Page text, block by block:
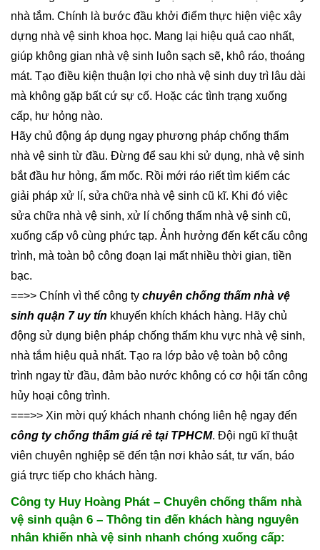
nhà tắm. Chính là bước đầu khởi điểm thực hiện việc xây
dựng nhà vệ sinh khoa học. Mang lại hiệu quả cao nhất,
giúp không gian nhà vệ sinh luôn sạch sẽ, khô ráo, thoáng
mát. Tạo điều kiện thuận lợi cho nhà vệ sinh duy trì lâu dài
mà không gặp bất cứ sự cố. Hoặc các tình trạng xuống
cấp, hư hỏng nào.
Hãy chủ động áp dụng ngay phương pháp chống thấm
nhà vệ sinh từ đầu. Đừng để sau khi sử dụng, nhà vệ sinh
bắt đầu hư hỏng, ẩm mốc. Rồi mới ráo riết tìm kiếm các
giải pháp xử lí, sửa chữa nhà vệ sinh cũ kĩ. Khi đó việc
sửa chữa nhà vệ sinh, xử lí chống thấm nhà vệ sinh cũ,
xuống cấp vô cùng phức tạp. Ảnh hưởng đến kết cấu công
trình, mà toàn bộ công đoạn lại mất nhiều thời gian, tiền
bạc.
==>> Chính vì thế công ty chuyên chống thấm nhà vệ
sinh quận 7 uy tín khuyến khích khách hàng. Hãy chủ
động sử dụng biện pháp chống thấm khu vực nhà vệ sinh,
nhà tắm hiệu quả nhất. Tạo ra lớp bảo vệ toàn bộ công
trình ngay từ đầu, đảm bảo nước không có cơ hội tấn công
hủy hoại công trình.
===>> Xin mời quý khách nhanh chóng liên hệ ngay đến
công ty chống thấm giá rẻ tại TPHCM. Đội ngũ kĩ thuật
viên chuyên nghiệp sẽ đến tận nơi khảo sát, tư vấn, báo
giá trực tiếp cho khách hàng.
Công ty Huy Hoàng Phát – Chuyên chống thấm nhà
vệ sinh quận 6 – Thông tin đến khách hàng nguyên
nhân khiến nhà vệ sinh nhanh chóng xuống cấp: